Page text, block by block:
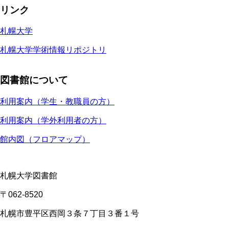
リンク
札幌大学
札幌大学学術情報リポジトリ
図書館について
利用案内（学生・教職員の方）
利用案内（学外利用者の方）
館内図（フロアマップ）
札幌大学図書館
〒062-8520
札幌市豊平区西岡３条７丁目３番１号